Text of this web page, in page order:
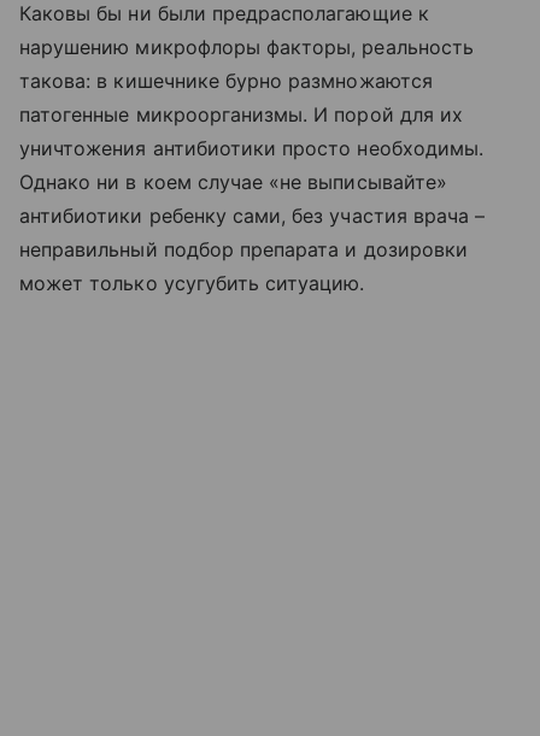
Каковы бы ни были предрасполагающие к
нарушению микрофлоры факторы, реальность
такова: в кишечнике бурно размножаются
патогенные микроорганизмы. И порой для их
уничтожения антибиотики просто необходимы.
Однако ни в коем случае «не выписывайте»
антибиотики ребенку сами, без участия врача –
неправильный подбор препарата и дозировки
может только усугубить ситуацию.